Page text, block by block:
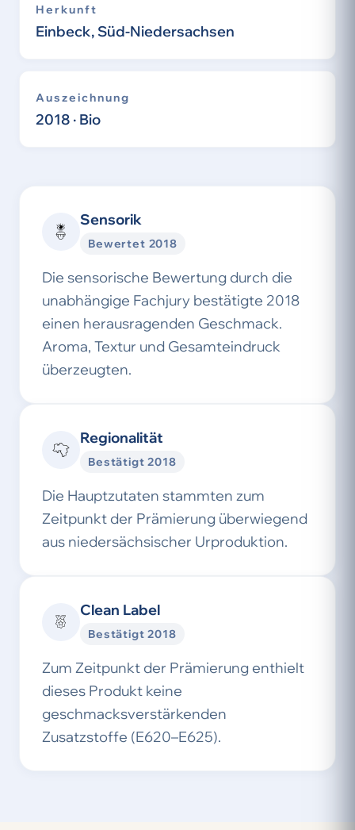
Herkunft
Einbeck, Süd-Niedersachsen
Auszeichnung
2018 · Bio
Sensorik
Bewertet 2018
Die sensorische Bewertung durch die
unabhängige Fachjury bestätigte 2018
einen herausragenden Geschmack.
Aroma, Textur und Gesamteindruck
überzeugten.
Regionalität
Bestätigt 2018
Die Hauptzutaten stammten zum
Zeitpunkt der Prämierung überwiegend
aus niedersächsischer Urproduktion.
Clean Label
Bestätigt 2018
Zum Zeitpunkt der Prämierung enthielt
dieses Produkt keine
geschmacksverstärkenden
Zusatzstoffe (E620–E625).